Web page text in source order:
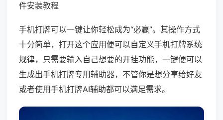
件安装教程
手机打牌可以一键让你轻松成为“必赢”。其操作方式
十分简单，打开这个应用便可以自定义手机打牌系统
规律，只需要输入自己想要的开挂功能，一键便可以
生成出手机打牌专用辅助器，不管你是想分享给好友
或者使用手机打牌AI辅助都可以满足需求。